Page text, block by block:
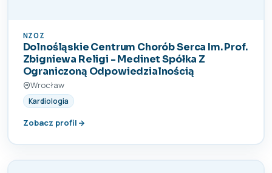
NZOZ
Dolnośląskie Centrum Chorób Serca Im. Prof.
Zbigniewa Religi - Medinet Spółka Z
Ograniczoną Odpowiedzialnością
Wrocław
Kardiologia
Zobacz profil